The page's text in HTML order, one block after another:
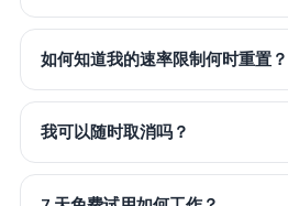
如何知道我的速率限制何时重置？
我可以随时取消吗？